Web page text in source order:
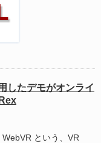
したデモがオンライ
という、VR